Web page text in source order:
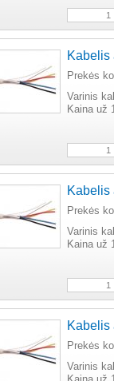
Kabelis
Prekės
Varinis
Kaina už
Kabelis
Prekės
Varinis
Kaina už
Kabelis
Prekės
Varinis